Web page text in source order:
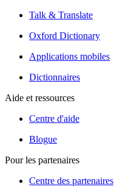
Talk & Translate
Oxford Dictionary
Applications mobiles
Dictionnaires
Aide et ressources
Centre d'aide
Blogue
Pour les partenaires
Centre des partenaires